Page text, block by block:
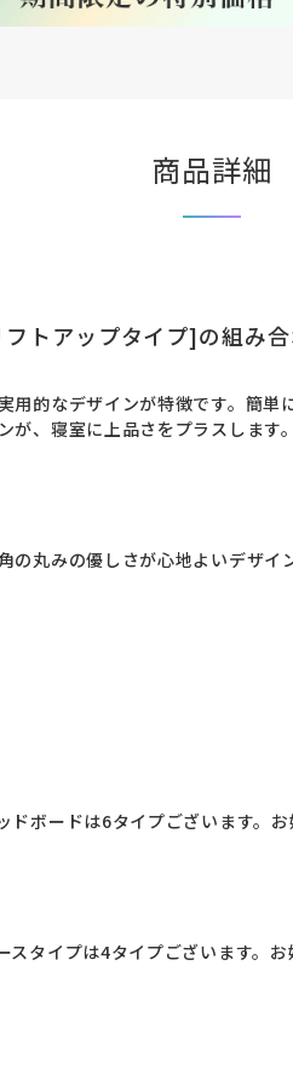
商品詳細
アップタイプ]の組み合
用的なデザインが特徴です。簡
、寝室に上品さをプラスします
の丸みの優しさが心地よいデザ
ボードは6タイプございます。お
タイプは4タイプございます。お